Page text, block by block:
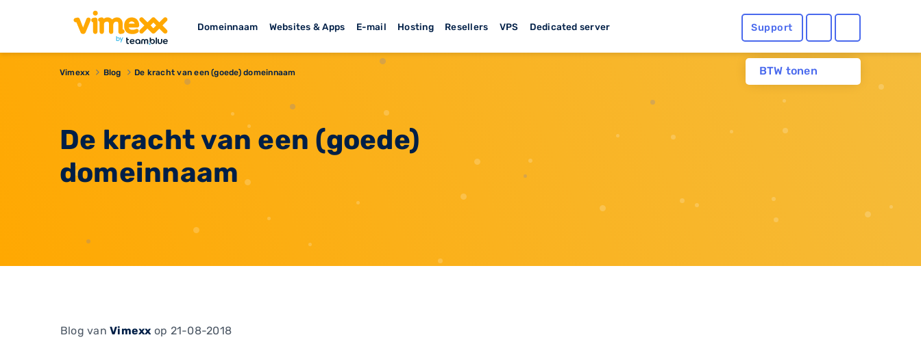
Domeinnaam Websites & Apps E-mail Hosting Resellers VPS Dedicated server Support
BTW tonen
Vimexx Blog De kracht van een (goede) domeinnaam
De kracht van een (goede)
domeinnaam
Blog vanVimexx op 21-08-2018